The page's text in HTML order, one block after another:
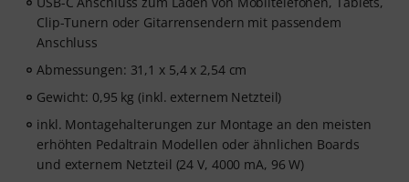
Clip-Tunern oder Gitarrensendern mit passendem
Anschluss
Abmessungen: 31,1 x 5,4 x 2,54 cm
Gewicht: 0,95 kg (inkl. externem Netzteil)
inkl. Montagehalterungen zur Montage an den meisten
erhöhten Pedaltrain Modellen oder ähnlichen Boards
und externem Netzteil (24 V, 4000 mA, 96 W)